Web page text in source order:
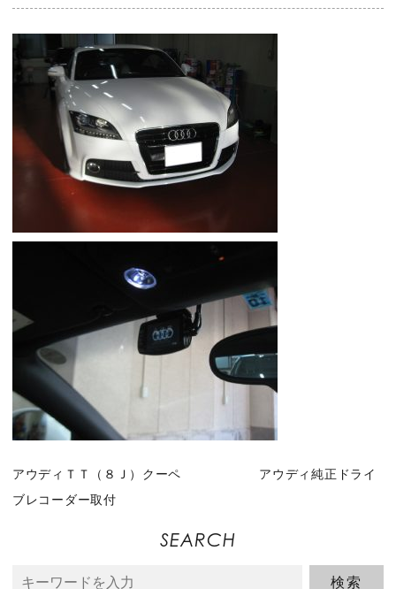
アウディＴＴ（８Ｊ）クーペ アウディ純正ドライ
ブレコーダー取付
SEARCH